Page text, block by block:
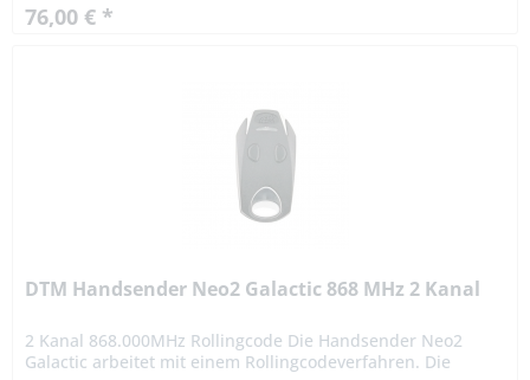
76,00 € *
DTM Handsender Neo2 Galactic 868 MHz 2 Kanal
2 Kanal 868.000MHz Rollingcode Die Handsender Neo2
Galactic arbeitet mit einem Rollingcodeverfahren. Die